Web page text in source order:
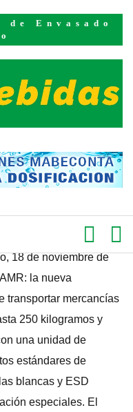
Envasado
la
2025
transporta mercancías
18 de noviembre de
la nueva
transportar mercancías
250 kilogramos y
una unidad de
estándares de
blancas y ESD
especiales. El